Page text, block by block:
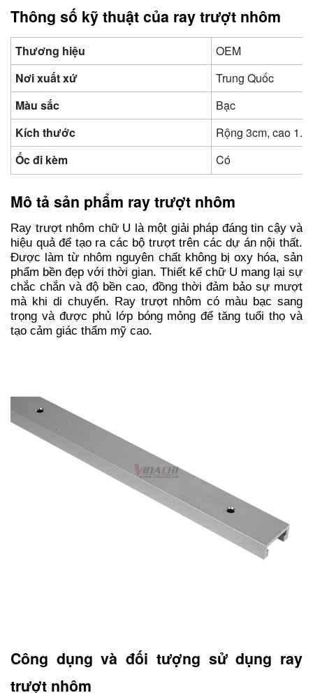
Thông số kỹ thuật của ray trượt nhôm
Thương hiệu
OEM
Nơi xuất xứ
Trung Quốc
Màu sắc
Bạc
Kích thước
Rộng 3cm, cao
Ốc đi kèm
Có
Mô tả sản phẩm ray trượt nhôm
Ray trượt nhôm chữ U là một giải pháp đáng tin cậy và
hiệu quả để tạo ra các bộ trượt trên các dự án nội thất.
Được làm từ nhôm nguyên chất không bị oxy hóa, sản
phẩm bền đẹp với thời gian. Thiết kế chữ U mang lại sự
chắc chắn và độ bền cao, đồng thời đảm bảo sự mượt
mà khi di chuyển. Ray trượt nhôm có màu bạc sang
trọng và được phủ lớp bóng mỏng để tăng tuổi thọ và
tạo cảm giác thẩm mỹ cao.
Công dụng và đối tượng sử dụng ray
trượt nhôm